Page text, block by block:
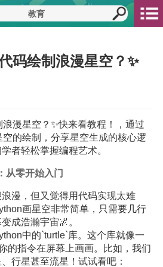
码绘制浪漫星空？✨
漫星空？✨快来看教程！，通过
的绘制，分享星空生成的核心逻
者轻松掌握编程艺术。
从零开始入门
漫，但又觉得用代码实现太难
画星空非常简单，只需要几行
成浩瀚宇宙🌌。
中的`turtle`库。这个库就像一
的指令在屏幕上画画。比如，我们
行星甚至流星！试试看吧：